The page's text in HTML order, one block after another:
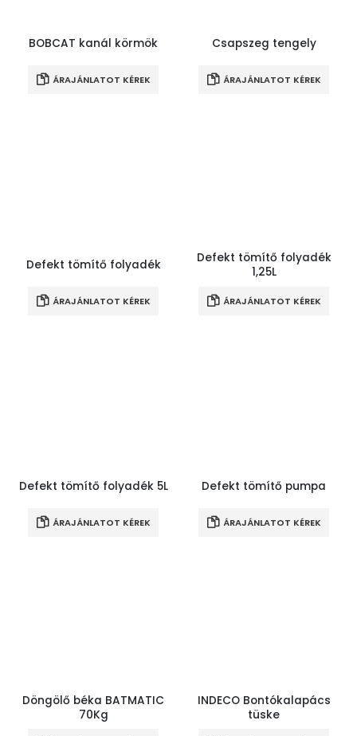
BOBCAT kanál körmök
ÁRAJÁNLATOT KÉREK
Csapszeg tengely
ÁRAJÁNLATOT KÉREK
Defekt tömítő folyadék
ÁRAJÁNLATOT KÉREK
Defekt tömítő folyadék
1,25L
ÁRAJÁNLATOT KÉREK
Defekt tömítő folyadék 5L
ÁRAJÁNLATOT KÉREK
Defekt tömítő pumpa
ÁRAJÁNLATOT KÉREK
Döngölő béka BATMATIC
70Kg
INDECO Bontókalapács
tüske